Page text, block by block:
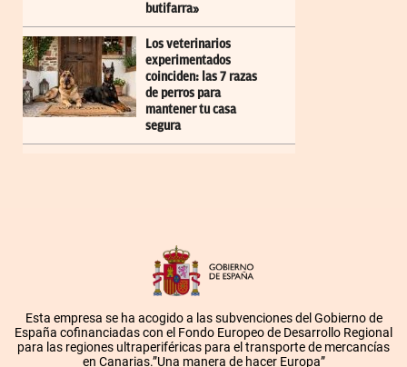
butifarra»
Los veterinarios
experimentados
coinciden: las 7 razas
de perros para
mantener tu casa
segura
Esta empresa se ha acogido a las subvenciones del Gobierno de
España cofinanciadas con el Fondo Europeo de Desarrollo Regional
para las regiones ultraperiféricas para el transporte de mercancías
en Canarias.”Una manera de hacer Europa”